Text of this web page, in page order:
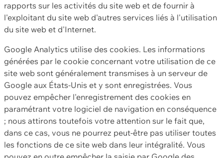
rapports sur les activités du site web et de fournir à
l'exploitant du site web d'autres services liés à l'utilisation
du site web et d'Internet.
Google Analytics utilise des cookies. Les informations
générées par le cookie concernant votre utilisation de ce
site web sont généralement transmises à un serveur de
Google aux États-Unis et y sont enregistrées. Vous
pouvez empêcher l'enregistrement des cookies en
paramétrant votre logiciel de navigation en conséquence
; nous attirons toutefois votre attention sur le fait que,
dans ce cas, vous ne pourrez peut-être pas utiliser toutes
les fonctions de ce site web dans leur intégralité. Vous